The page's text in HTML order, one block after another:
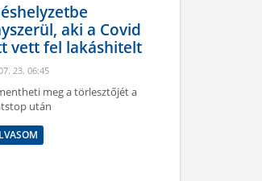
Nemcsak kevesebb lett a
vevő az ingatlanpiacon,
de változott a
2026. 07. 21. 09:33
Kettészakadó, tudatosabbá váló és